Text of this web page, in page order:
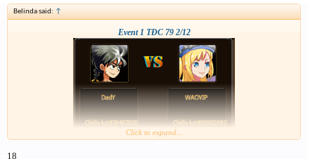
Belinda said: ↑
Event 1 TĐC 79 2/12
Click to expand...
18